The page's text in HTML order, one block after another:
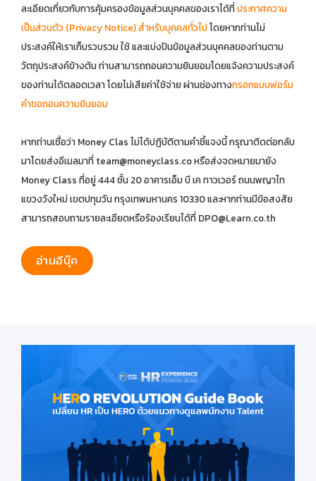
ละเอียดเกี่ยวกับการคุ้มครองข้อมูลส่วนบุคคลของเราได้ที่ประกาศความ
เป็นส่วนตัว (Privacy Notice) สำหรับบุคคลทั่วไปโดยหากท่านไม่
ประสงค์ให้เราเก็บรวบรวม ใช้ และแบ่งปันข้อมูลส่วนบุคคลของท่านตาม
วัตถุประสงค์ข้างต้น ท่านสามารถถอนความยินยอมโดยแจ้งความประสงค์
ของท่านได้ตลอดเวลา โดยไม่เสียค่าใช้จ่าย ผ่านช่องทางกรอกแบบฟอร์ม
คำขอถอนความยินยอม
หากท่านเชื่อว่า Money Clas ไม่ได้ปฏิบัติตามคำชี้แจงนี้ กรุณาติดต่อกลับ
มาโดยส่งอีเมลมาที่ team@moneyclass.coหรือส่งจดหมายมายัง
Money Class ที่อยู่ 444 ชั้น 20 อาคารเอ็ม บี เค ทาวเวอร์ ถนนพญาไท
แขวงวังใหม่ เขตปทุมวัน กรุงเทพมหานคร 10330 และหากท่านมีข้อสงสัย
สามารถสอบถามรายละเอียดหรือร้องเรียนได้ที่ DPO@Learn.co.th